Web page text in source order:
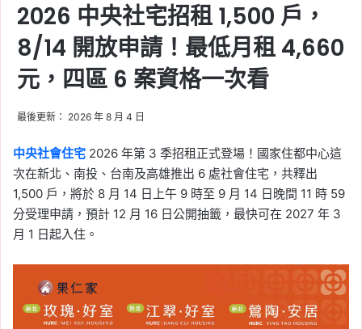
2026 中央社宅招租 1,500 戶，
8/14 開放申請！最低月租 4,660
元，四區 6 案資格一次看
最後更新： 2026 年 8 月 4 日
中央社會住宅 2026 年第 3 季招租正式登場！國家住都中心這
次在新北、南投、台南及高雄推出 6 處社會住宅，共釋出
1,500 戶，將於 8 月 14 日上午 9 時至 9 月 14 日晚間 11 時 59
分受理申請，預計 12 月 16 日公開抽籤，最快可在 2027 年 3
月 1 日起入住。